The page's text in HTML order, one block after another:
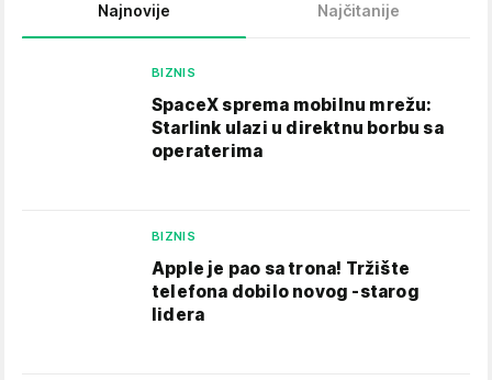
Najnovije Najčitanije
BIZNIS
SpaceX sprema mobilnu mrežu:
Starlink ulazi u direktnu borbu sa
operaterima
BIZNIS
Apple je pao sa trona! Tržište
telefona dobilo novog -starog
lidera